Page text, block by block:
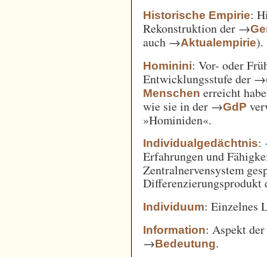
Historische Empirie:
Rekonstruktion der →
auch →Aktualempirie).
Hominini: Vor- oder
Entwicklungsstufe der →
Menschen erreicht
wie sie in der →GdP
»Hominiden«.
Individualgedächtnis:
Erfahrungen und
Zentralnervensystem
Individuum: Einzelnes
Information: Aspekt
→Bedeutung.